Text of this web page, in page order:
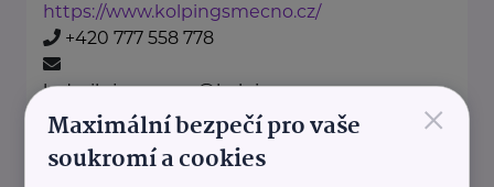
https://www.kolpingsmecno.cz/
+420 777 558 778
ludmila.janzurova@kolpingsmecno.cz
Ministerstvo práce a sociálních věcí ČR
×
Maximální bezpečí pro vaše
soukromí a cookies